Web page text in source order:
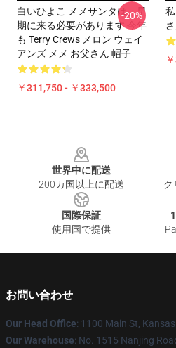
白いひよこ メメサンタは、早
期に来る必要があります 今年
も Terry Crews メロン ウェイ
アンズ メメ お父さん 帽子
￥311,750 - ￥333,500
-20%
世界中に配送
200カ国以上に配送
ク
国際保証
使用国で提供
お問い合わせ
Our Head Office: 1100 Main St,
Our Warehouse: No. 1515 Nanjing